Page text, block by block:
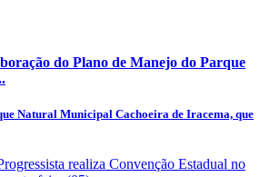
do Plano de Manejo do Parque
Natural Municipal Cachoeira de Iracema, que